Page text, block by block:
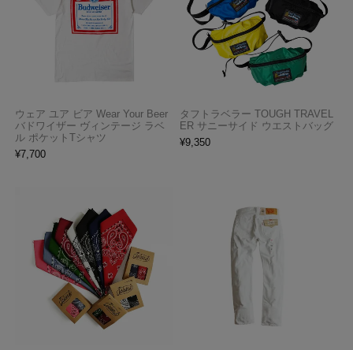
ウェア ユア ビア Wear Your Beer
バドワイザー ヴィンテージ ラベ
ル ポケットTシャツ
¥7,700
タフトラベラー TOUGH TRAVEL
ER サニーサイド ウエストバッグ
¥9,350